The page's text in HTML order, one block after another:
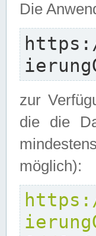
Die
zur
die die
möglich):